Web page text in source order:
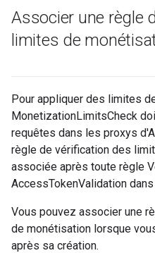
Associer une règle
limites de
Pour appliquer des limites
MonetizationLimitsCheck
requêtes dans les proxys
règle de vérification des
associée après toute règle
AccessTokenValidation
Vous pouvez associer une
de monétisation lorsque
après sa création.